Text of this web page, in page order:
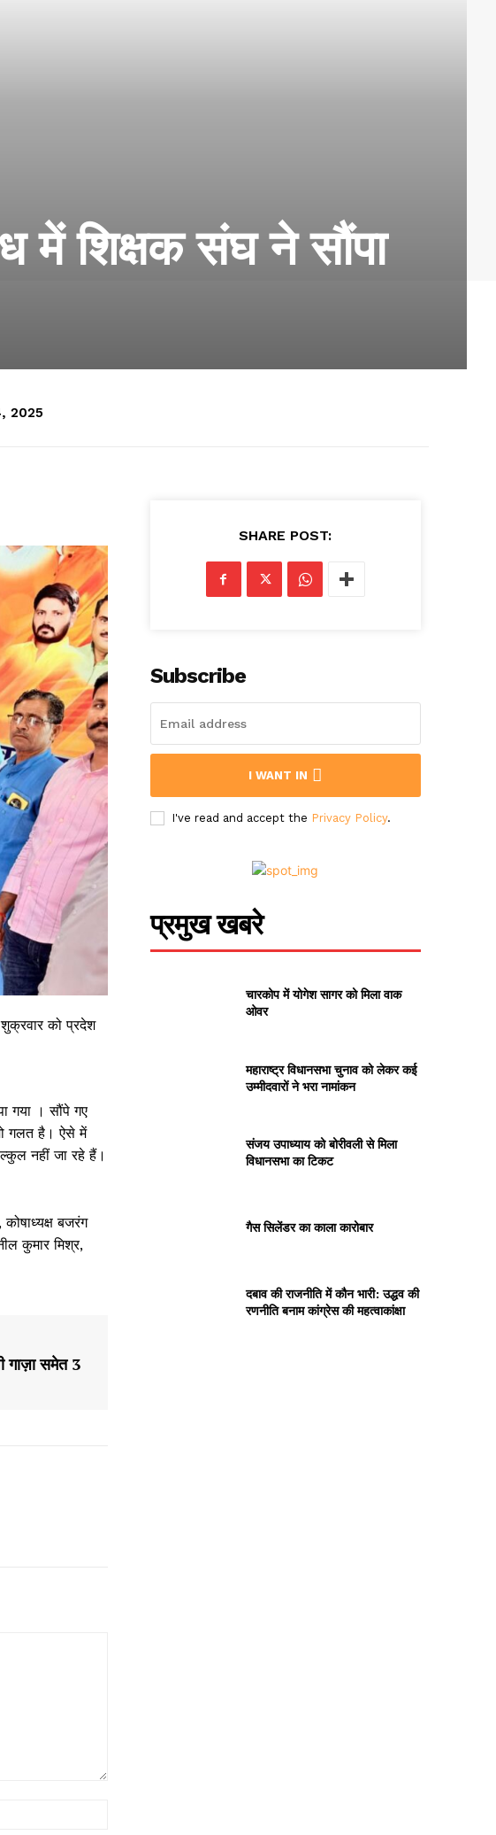
में शिक्षक संघ ने सौंपा
2025
को प्रदेश
गया । सौंपे गए
गलत है। ऐसे में
नहीं जा रहे हैं।
बजरंग
कुमार मिश्र,
गाज़ा समेत 3
SHARE POST:
Subscribe
I WANT IN
I've read and accept the Privacy Policy.
प्रमुख खबरे
चारकोप में योगेश सागर को मिला वाक
ओवर
महाराष्ट्र विधानसभा चुनाव को लेकर कई
उम्मीदवारों ने भरा नामांकन
संजय उपाध्याय को बोरीवली से मिला
विधानसभा का टिकट
गैस सिलेंडर का काला कारोबार
दबाव की राजनीति में कौन भारी: उद्धव की
रणनीति बनाम कांग्रेस की महत्वाकांक्षा